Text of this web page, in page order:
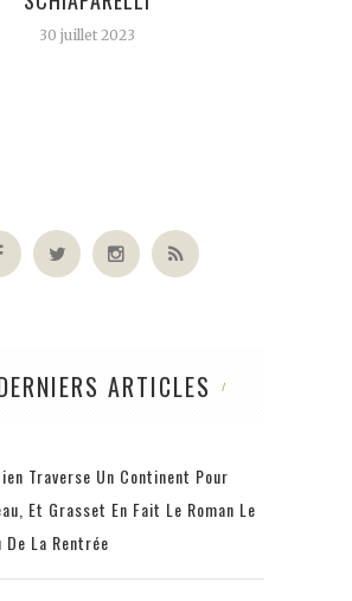
30 juillet 2023
ARTICLES
Traverse Un Continent Pour
Et Grasset En Fait Le Roman Le
La Rentrée